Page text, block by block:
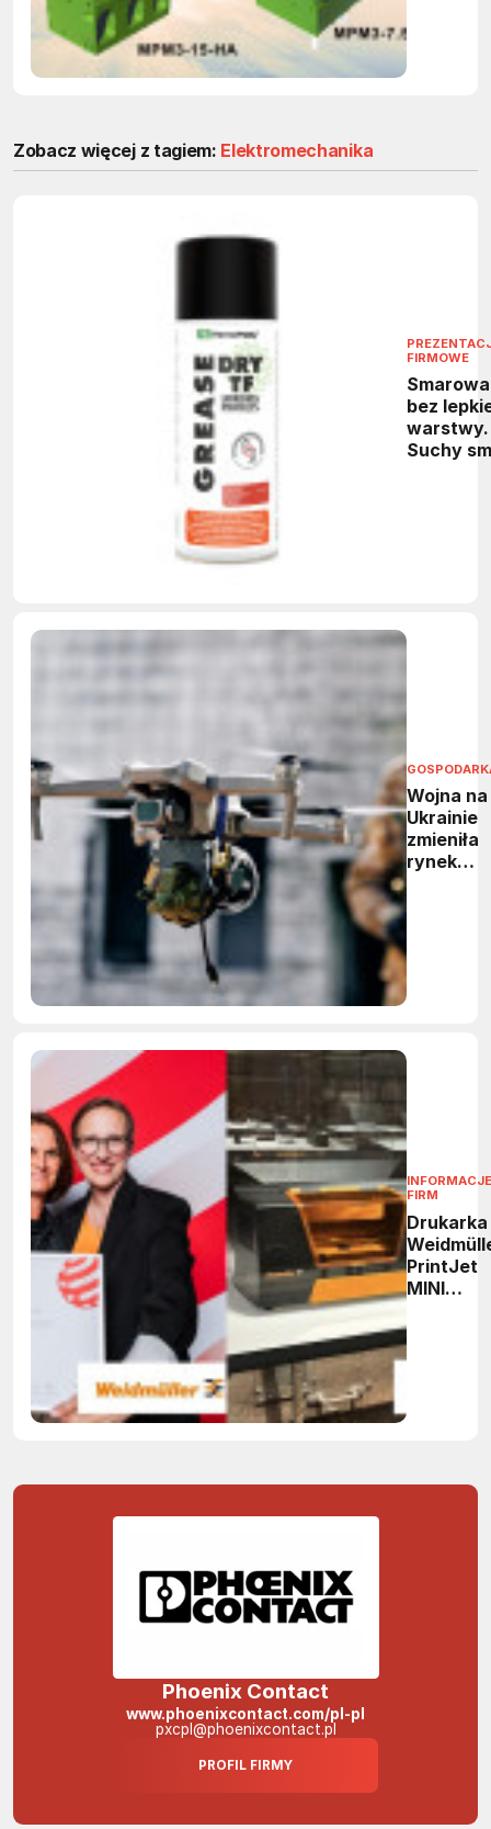
Zobacz więcej z tagiem: Elektromechanika
FIRMOWE
bez
warstwy.
Suchy
Wojna na
Ukrainie
zmieniła
rynek
FIRM
Drukarka
PrintJet
MINI
Phoenix Contact
www.phoenixcontact.com/pl-pl
pxcpl@phoenixcontact.pl
PROFIL FIRMY